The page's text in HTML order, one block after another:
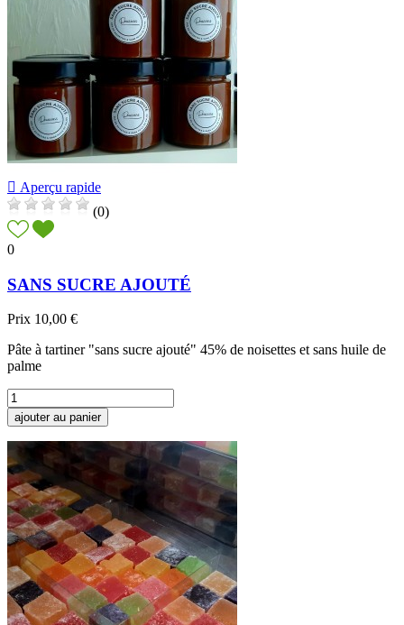
 Aperçu rapide
(0)
0
SANS SUCRE AJOUTÉ
Prix 10,00 €
Pâte à tartiner "sans sucre ajouté" 45% de noisettes et sans huile de
palme
ajouter au panier